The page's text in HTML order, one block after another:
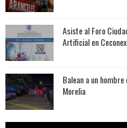
Asiste al Foro
Artificial en
Balean a un
Morelia